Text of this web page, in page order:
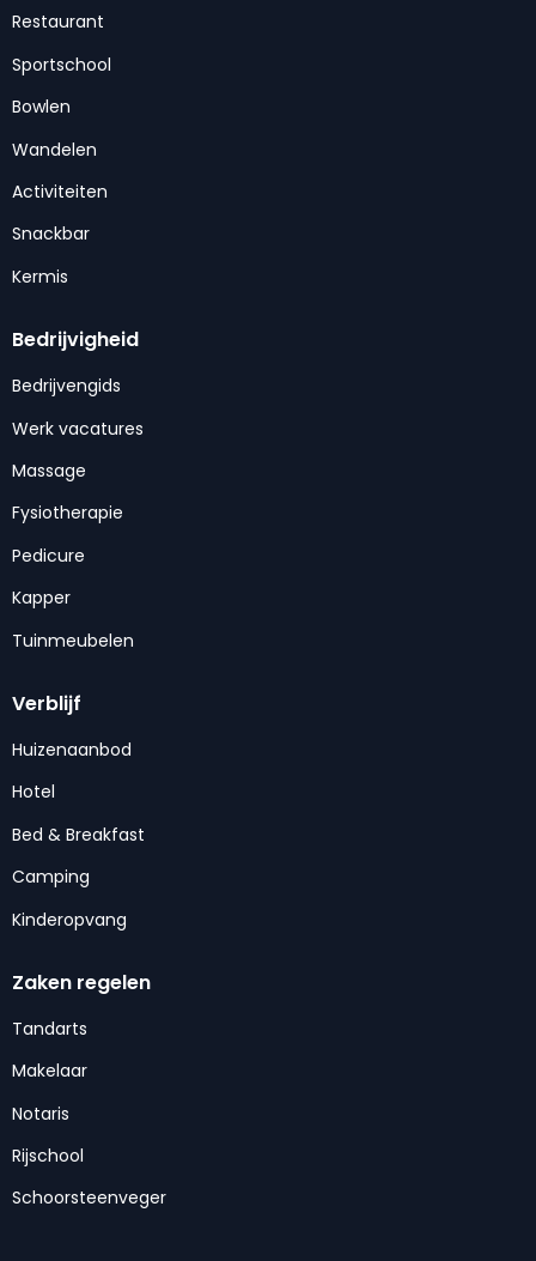
Restaurant
Sportschool
Bowlen
Wandelen
Activiteiten
Snackbar
Kermis
Bedrijvigheid
Bedrijvengids
Werk vacatures
Massage
Fysiotherapie
Pedicure
Kapper
Tuinmeubelen
Verblijf
Huizenaanbod
Hotel
Bed & Breakfast
Camping
Kinderopvang
Zaken regelen
Tandarts
Makelaar
Notaris
Rijschool
Schoorsteenveger